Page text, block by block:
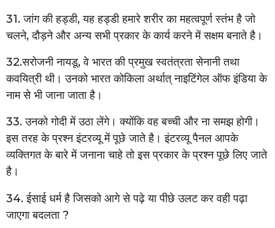
31. जांग की हड्डी, यह हड्डी हमारे शरीर का महत्वपूर्ण स्तंभ है जो
चलने, दौड़ने और अन्य सभी प्रकार के कार्य करने में सक्षम बनाते है।
32.सरोजनी नायडू, वे भारत की प्रमुख स्वतंत्रता सेनानी तथा
कवयित्री थी। उनको भारत कोकिला अर्थात् नाइटिंगेल ऑफ इंडिया के
नाम से भी जाना जाता है।
33. उनको गोदी में उठा लेंगे। क्योंकि वह बच्ची और ना समझ होगी।
इस तरह के प्रश्न इंटरव्यू में पूछे जाते है। इंटरव्यू पैनल आपके
व्यक्तिगत के बारे में जनाना चाहे तो इस प्रकार के प्रश्न पूछे लिए जाते
है।
34. ईसाई धर्म है जिसको आगे से पढ़े या पीछे उलट कर वही पढ़ा
जाएगा बदलता ?